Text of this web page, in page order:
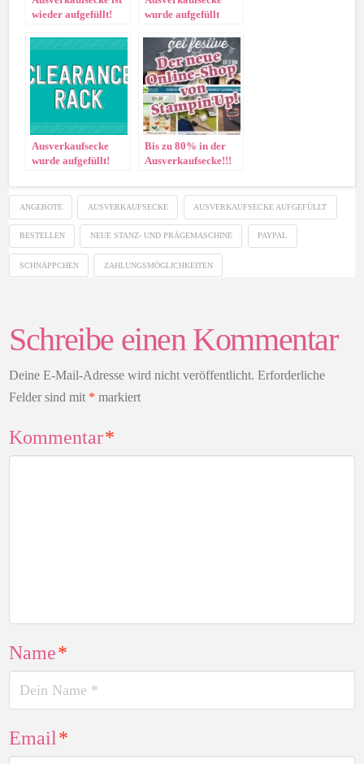
wieder aufgefüllt!
wurde aufgefüllt
Ausverkaufsecke
wurde aufgefüllt!
Bis zu 80% in der
Ausverkaufsecke!!!
ANGEBOTE AUSVERKAUFSECKE AUSVERKAUFSECKE AUFGEFÜLLT
BESTELLEN NEUE STANZ- UND PRÄGEMASCHINE PAYPAL
SCHNÄPPCHEN ZAHLUNGSMÖGLICHKEITEN
Schreibe einen Kommentar
Deine E-Mail-Adresse wird nicht veröffentlicht. Erforderliche
Felder sind mit * markiert
Kommentar*
Name*
Email*